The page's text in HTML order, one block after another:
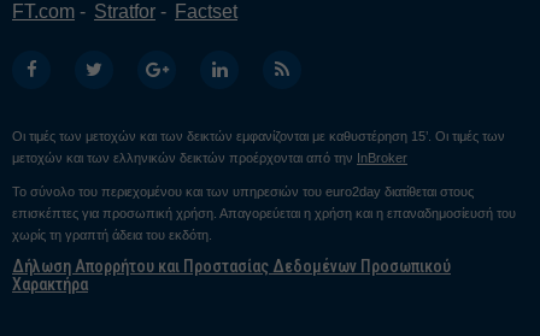
FT.com Stratfor Factset
Οι τιμές των μετοχών και των δεικτών εμφανίζονται με καθυστέρηση 15’. Οι τιμές των
μετοχών και των ελληνικών δεικτών προέρχονται από την InBroker
Το σύνολο του περιεχομένου και των υπηρεσιών του euro2day διατίθεται στους
επισκέπτες για προσωπική χρήση. Απαγορεύεται η χρήση και η επαναδημοσίευσή του
χωρίς τη γραπτή άδεια του εκδότη.
Δήλωση Απορρήτου και Προστασίας Δεδομένων Προσωπικού
Χαρακτήρα